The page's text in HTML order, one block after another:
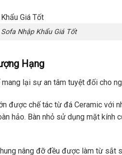
Nhập Khẩu Giá Tốt
Hạng
lại sự an tâm tuyệt đối cho
được chế tác từ đá Ceramic với
hảo. Bàn nhỏ sử dụng mặt kính
nâng đỡ đều được làm từ sắt